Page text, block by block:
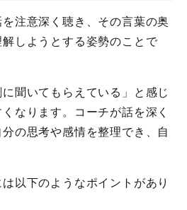
注意深く聴き、その言葉の奥
しようとする姿勢のことで
聞いてもらえている」と感じ
なります。コーチが話を深く
の思考や感情を整理でき、自
以下のようなポイントがあり